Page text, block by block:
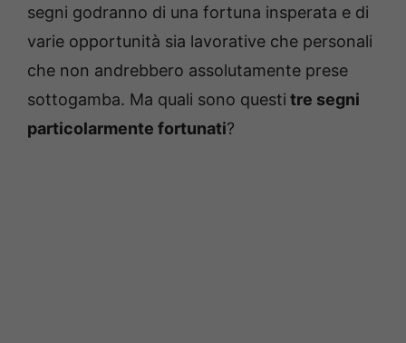
segni godranno di una fortuna insperata e di
varie opportunità sia lavorative che personali
che non andrebbero assolutamente prese
sottogamba. Ma quali sono questi tre segni
particolarmente fortunati?